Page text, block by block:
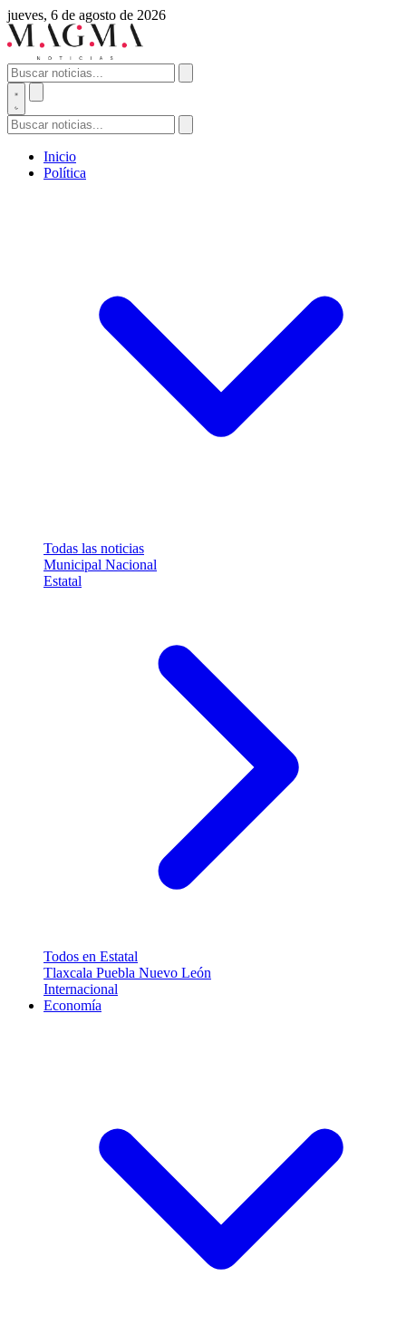
jueves, 6 de agosto de 2026
Inicio
Política
Todas las noticias
Municipal Nacional
Estatal
Todos en Estatal
Tlaxcala Puebla Nuevo León
Internacional
Economía